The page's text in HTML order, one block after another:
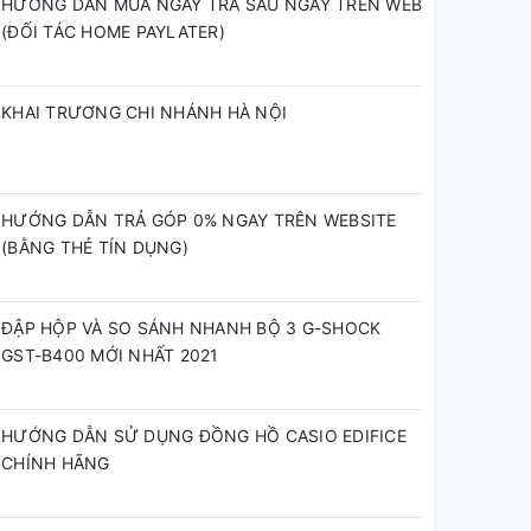
HƯỚNG DẪN MUA NGAY TRẢ SAU NGAY TRÊN WEB
(ĐỐI TÁC HOME PAYLATER)
KHAI TRƯƠNG CHI NHÁNH HÀ NỘI
HƯỚNG DẪN TRẢ GÓP 0% NGAY TRÊN WEBSITE
(BẰNG THẺ TÍN DỤNG)
ĐẬP HỘP VÀ SO SÁNH NHANH BỘ 3 G-SHOCK
GST-B400 MỚI NHẤT 2021
HƯỚNG DẪN SỬ DỤNG ĐỒNG HỒ CASIO EDIFICE
CHÍNH HÃNG